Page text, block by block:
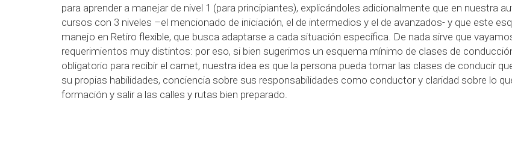
para aprender a manejar de nivel 1 (para principiantes), explicándoles adicionalmente que en nuestra
cursos con 3 niveles –el mencionado de iniciación, el de intermedios y el de avanzados- y que este
manejo en Retiro flexible, que busca adaptarse a cada situación específica. De nada sirve que
requerimientos muy distintos: por eso, si bien sugerimos un esquema mínimo de clases de
obligatorio para recibir el carnet, nuestra idea es que la persona pueda tomar las clases de conducir
su propias habilidades, conciencia sobre sus responsabilidades como conductor y claridad sobre lo
formación y salir a las calles y rutas bien preparado.